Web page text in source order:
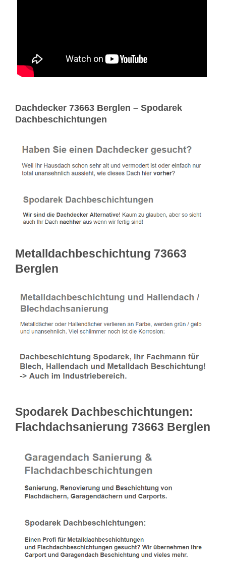
Dachdecker 73663 Berglen – Spodarek
Dachbeschichtungen
Metalldachbeschichtung 73663
Berglen
Spodarek Dachbeschichtungen:
Flachdachsanierung 73663 Berglen